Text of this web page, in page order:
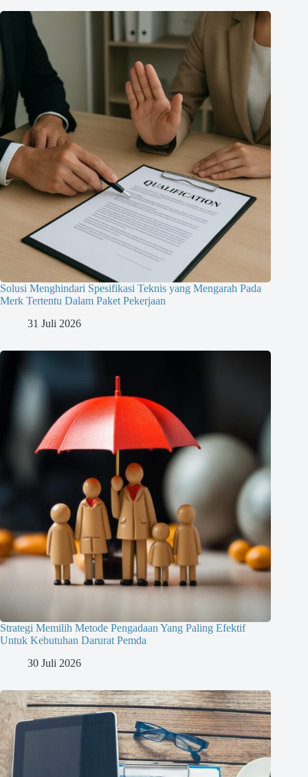
Solusi Menghindari Spesifikasi Teknis yang Mengarah Pada
Merk Tertentu Dalam Paket Pekerjaan
31 Juli 2026
Strategi Memilih Metode Pengadaan Yang Paling Efektif
Untuk Kebutuhan Darurat Pemda
30 Juli 2026